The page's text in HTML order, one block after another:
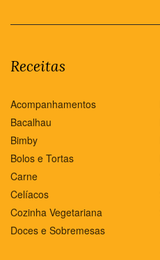
Receitas
Acompanhamentos
Bacalhau
Bimby
Bolos e Tortas
Carne
Celíacos
Cozinha Vegetariana
Doces e Sobremesas